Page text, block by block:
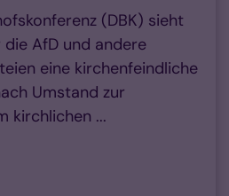
(DBK) sieht
AfD und andere
eine kirchenfeindliche
Umstand zur
kirchlichen ...